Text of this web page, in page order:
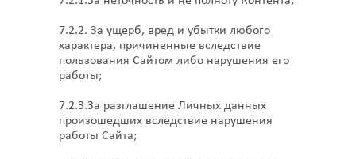
7.2.2. За ущерб, вред и убытки любого
характера, причиненные вследствие
пользования Сайтом либо нарушения его
работы;
7.2.3.За разглашение Личных данных
произошедших вследствие нарушения
работы Сайта;